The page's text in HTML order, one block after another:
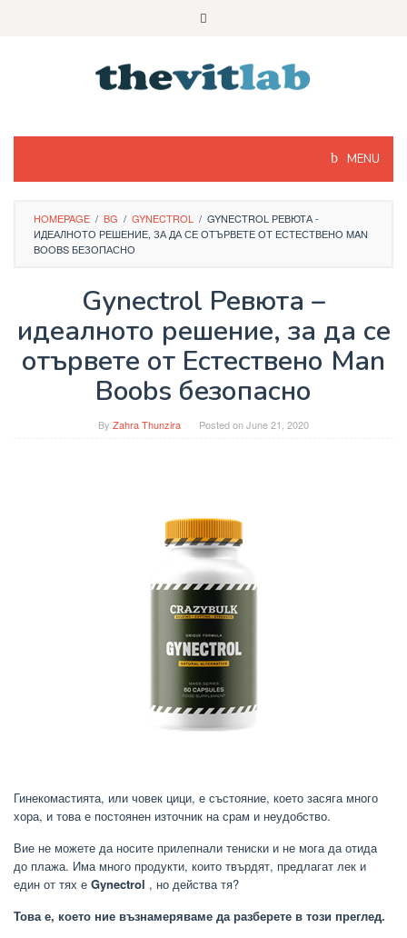
MENU
HOMEPAGE / BG / GYNECTROL / GYNECTROL РЕВЮТА -
ИДЕАЛНОТО РЕШЕНИЕ, ЗА ДА СЕ ОТЪРВЕТЕ ОТ ЕСТЕСТВЕНО MAN
BOOBS БЕЗОПАСНО
Gynectrol Ревюта –
идеалното решение, за да се
отървете от Естествено Man
Boobs безопасно
By Zahra Thunzira Posted onJune 21, 2020
Гинекомастията, или човек цици, е състояние, което засяга много
хора, и това е постоянен източник на срам и неудобство.
Вие не можете да носите прилепнали тениски и не мога да отида
до плажа. Има много продукти, които твърдят, предлагат лек и
един от тях е Gynectrol , но действа тя?
Това е, което ние възнамеряваме да разберете в този преглед.